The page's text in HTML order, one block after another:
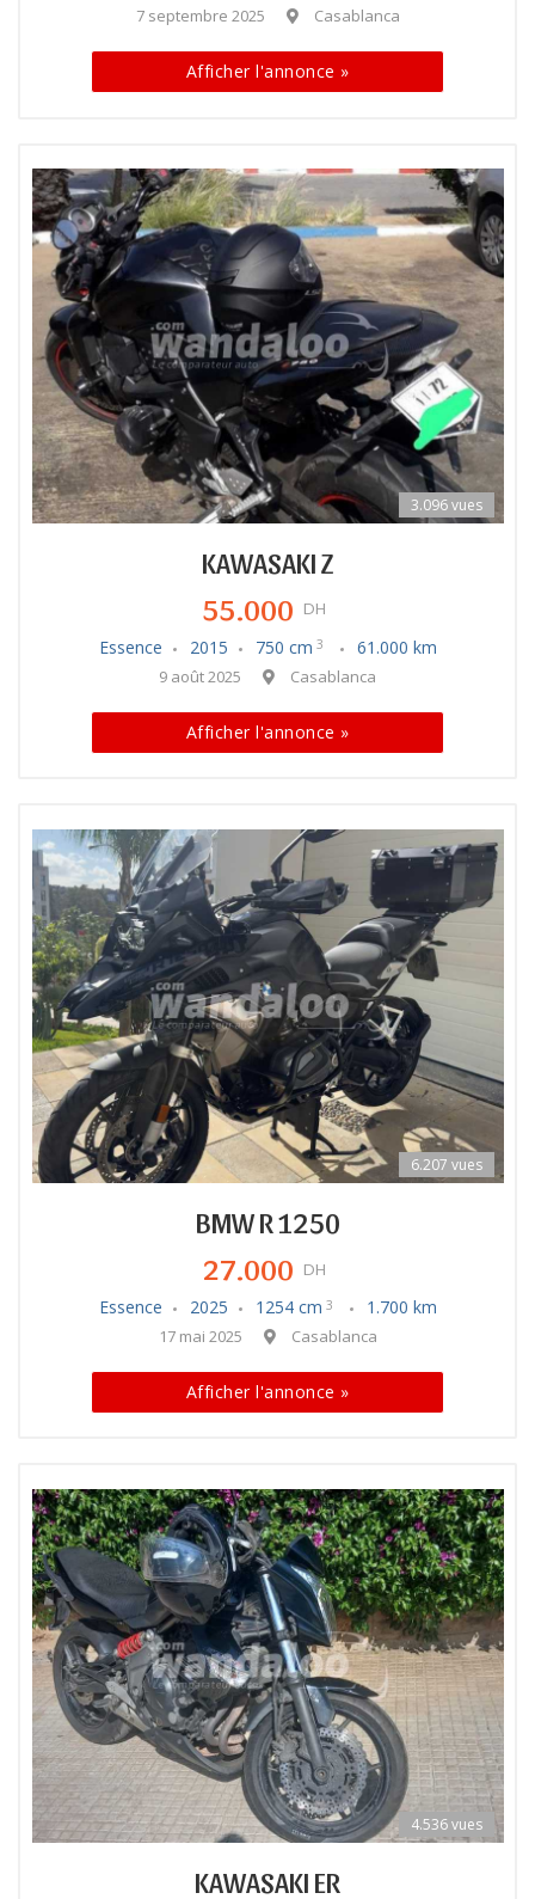
7 septembre 2025 Casablanca
Afficher l'annonce »
3.096 vues
KAWASAKI Z
55.000 DH
Essence 2015 750 cm 3 61.000 km
9 août 2025 Casablanca
Afficher l'annonce »
6.207 vues
BMW R 1250
27.000 DH
Essence 2025 1254 cm 3 1.700 km
17 mai 2025 Casablanca
Afficher l'annonce »
4.536 vues
KAWASAKI ER